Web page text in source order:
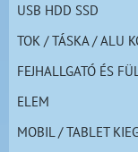
USB HDD SSD
TOK / TÁSKA / ALU
FEJHALLGATÓ ÉS
ELEM
MOBIL / TABLET